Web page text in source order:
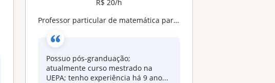
R$ 20/h
Professor particular de matemática para todos os segmentos; Especialista em vestibular, principalmente Enem. 9 anos de experiência
Possuo pós-granduação;
atualmente curso mestrado na
UEPA; tenho experiência há 9 ano...